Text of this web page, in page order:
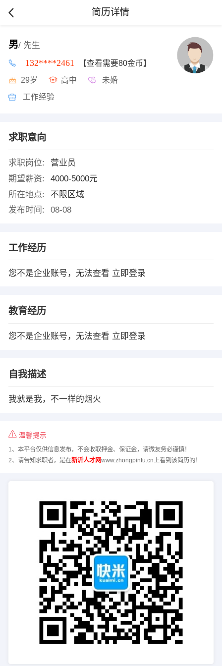
简历详情
男/ 先生
132****2461 【查看需要80金币】
29岁 高中 未婚
工作经验
求职意向
求职岗位:
营业员
期望薪资:
4000-5000元
所在地点:
不限区域
发布时间:
08-08
工作经历
您不是企业账号，无法查看 立即登录
教育经历
您不是企业账号，无法查看 立即登录
自我描述
我就是我，不一样的烟火
温馨提示
1、本平台仅供信息发布，不会收取押金、保证金，请微友务必谨慎！
2、请告知求职者，是在新沂人才网www.zhongpintu.cn上看到该简历的！